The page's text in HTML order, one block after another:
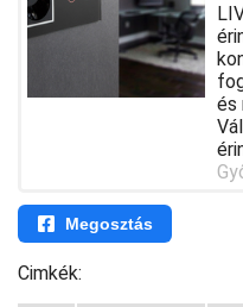
és
Megosztás
Cimkék: